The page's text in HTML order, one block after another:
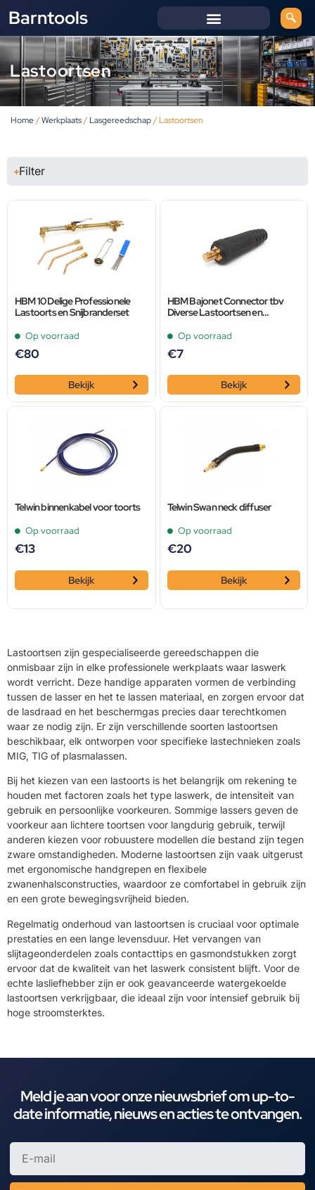
Barntools
Lastoortsen
Home/Werkplaats/ Lasgereedschap/ Lastoortsen
Filter
HBM 10 Delige Professionele
Lastoorts en Snijbranderset
Op voorraad
€80
Bekijk
HBM Bajonet Connector tbv
Diverse Lastoortsen en
Op voorraad
€7
Bekijk
Telwin binnenkabel voor toorts
Op voorraad
€13
Bekijk
Telwin Swan neck diffuser
Op voorraad
€20
Bekijk
Lastoortsen zijn gespecialiseerde gereedschappen die
onmisbaar zijn in elke professionele werkplaats waar laswerk
wordt verricht. Deze handige apparaten vormen de verbinding
tussen de lasser en het te lassen materiaal, en zorgen ervoor dat
de lasdraad en het beschermgas precies daar terechtkomen
waar ze nodig zijn. Er zijn verschillende soorten lastoortsen
beschikbaar, elk ontworpen voor specifieke lastechnieken zoals
MIG, TIG of plasmalassen.
Bij het kiezen van een lastoorts is het belangrijk om rekening te
houden met factoren zoals het type laswerk, de intensiteit van
gebruik en persoonlijke voorkeuren. Sommige lassers geven de
voorkeur aan lichtere toortsen voor langdurig gebruik, terwijl
anderen kiezen voor robuustere modellen die bestand zijn tegen
zware omstandigheden. Moderne lastoortsen zijn vaak uitgerust
met ergonomische handgrepen en flexibele
zwanenhalsconstructies, waardoor ze comfortabel in gebruik zijn
en een grote bewegingsvrijheid bieden.
Regelmatig onderhoud van lastoortsen is cruciaal voor optimale
prestaties en een lange levensduur. Het vervangen van
slijtageonderdelen zoals contacttips en gasmondstukken zorgt
ervoor dat de kwaliteit van het laswerk consistent blijft. Voor de
echte lasliefhebber zijn er ook geavanceerde watergekoelde
lastoortsen verkrijgbaar, die ideaal zijn voor intensief gebruik bij
hoge stroomsterktes.
Meld je aan voor onze nieuwsbrief om up-to-
date informatie, nieuws en acties te ontvangen.